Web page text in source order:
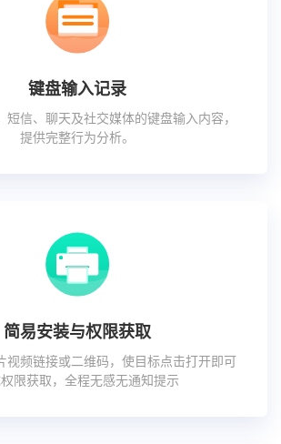
键盘输入记录
短信、聊天及社交媒体的键盘输入内容，
提供完整行为分析。
简易安装与权限获取
视频链接或二维码，使目标点击打开即可
限获取，全程无感无通知提示